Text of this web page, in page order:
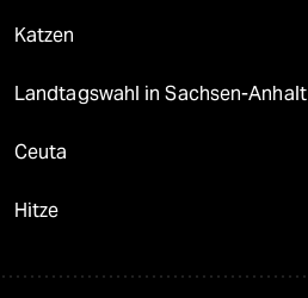
Katzen
Landtagswahl in Sachsen-Anhalt
Ceuta
Hitze